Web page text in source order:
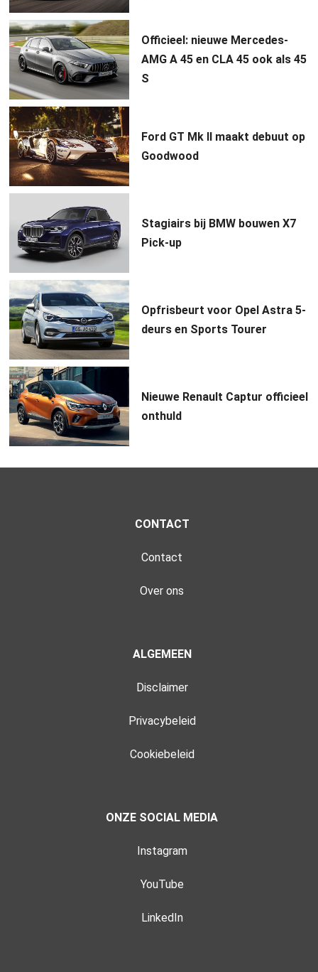
Officieel: nieuwe Mercedes-
AMG A 45 en CLA 45 ook als 45
S
Ford GT Mk II maakt debuut op
Goodwood
Stagiairs bij BMW bouwen X7
Pick-up
Opfrisbeurt voor Opel Astra 5-
deurs en Sports Tourer
Nieuwe Renault Captur officieel
onthuld
CONTACT
Contact
Over ons
ALGEMEEN
Disclaimer
Privacybeleid
Cookiebeleid
ONZE SOCIAL MEDIA
Instagram
YouTube
LinkedIn